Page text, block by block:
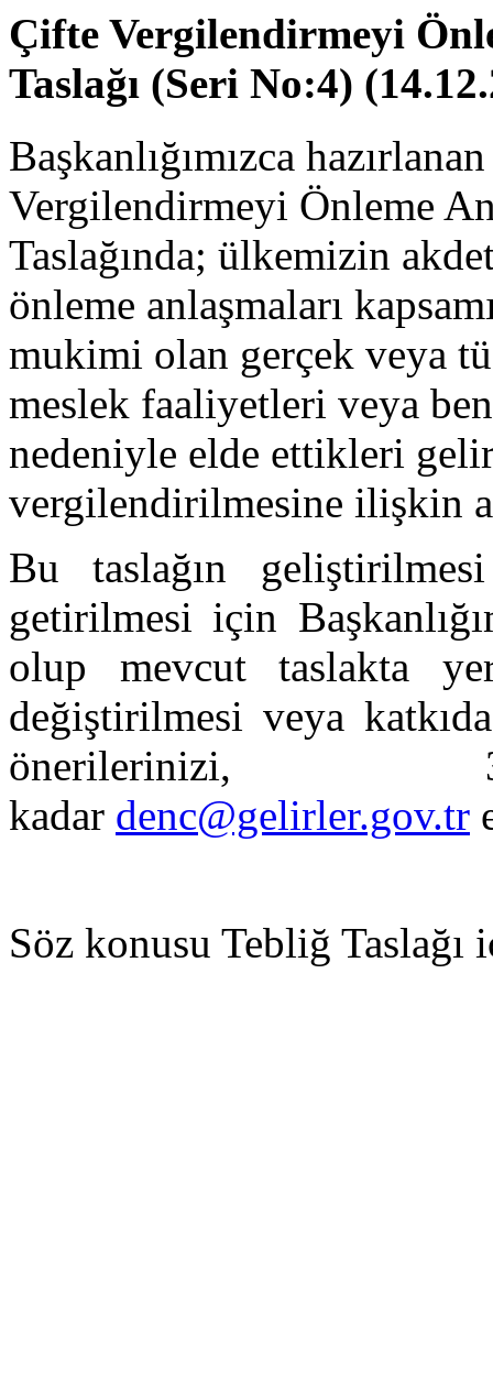
Çifte Vergilendirmeyi
Taslağı (Seri No:4)
Başkanlığımızca
Vergilendirmeyi Önleme
Taslağında; ülkemizin
önleme anlaşmaları
mukimi olan gerçek veya
meslek faaliyetleri veya
nedeniyle elde ettikleri
vergilendirilmesine ilişkin
Bu taslağın
getirilmesi için
olup mevcut taslakta
değiştirilmesi veya
önerilerinizi,
kadar denc@gelirler.gov.tr
Söz konusu Tebliğ Taslağı